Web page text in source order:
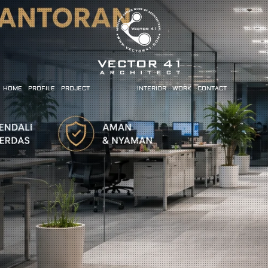
HOME PROFILE PROJECT INTERIOR WORK CONTACT